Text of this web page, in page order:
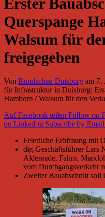
Querspange
Walsum für
freigegeben
Von Rundschau Duisburg am 7.
für Infrastruktur in Duisburg:
Hamborn / Walsum für den
Auf Facebook teilen Follow on
on Linked in Subscribe by Email
Feierliche Eröffnung mit
dig-Geschäftsführer Lars
Aldenrade, Fahrn,
vom Durchgangsverkehr
Zweiter Bauabschnitt soll